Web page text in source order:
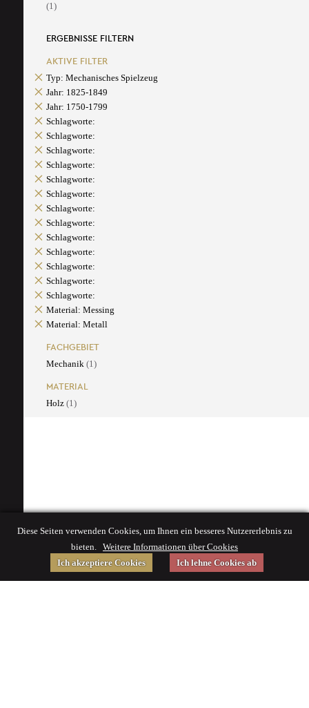
(1)
ERGEBNISSE FILTERN
AKTIVE FILTER
Typ: Mechanisches Spielzeug
Jahr: 1825-1849
Jahr: 1750-1799
Schlagworte:
Schlagworte:
Schlagworte:
Schlagworte:
Schlagworte:
Schlagworte:
Schlagworte:
Schlagworte:
Schlagworte:
Schlagworte:
Schlagworte:
Schlagworte:
Schlagworte:
Material: Messing
Material: Metall
FACHGEBIET
Mechanik (1)
MATERIAL
Holz (1)
Diese Seiten verwenden Cookies, um Ihnen ein besseres Nutzererlebnis zu
bieten. Weitere Informationen über Cookies
Ich akzeptiere Cookies
Ich lehne Cookies ab